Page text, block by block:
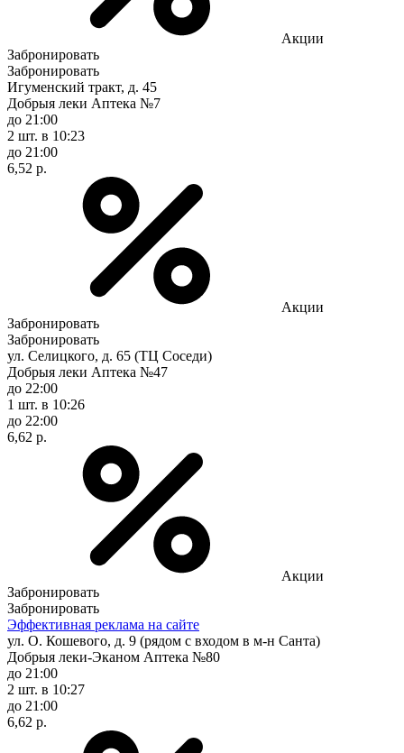
Акции
Забронировать
Забронировать
Игуменский тракт, д. 45
Добрыя леки Аптека №7
до 21:00
2 шт. в 10:23
до 21:00
6,52 р.
Акции
Забронировать
Забронировать
ул. Селицкого, д. 65 (ТЦ Соседи)
Добрыя леки Аптека №47
до 22:00
1 шт. в 10:26
до 22:00
6,62 р.
Акции
Забронировать
Забронировать
Эффективная реклама на сайте
ул. О. Кошевого, д. 9 (рядом с входом в м-н Санта)
Добрыя леки-Эканом Аптека №80
до 21:00
2 шт. в 10:27
до 21:00
6,62 р.